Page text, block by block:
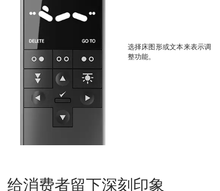
选择床图形或文本来表示调
整功能。
给消费者留下深刻印象